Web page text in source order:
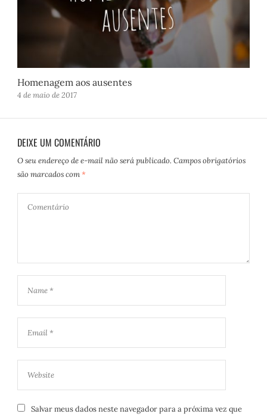
Homenagem aos ausentes
4 de maio de 2017
DEIXE UM COMENTÁRIO
O seu endereço de e-mail não será publicado. Campos obrigatórios
são marcados com *
Salvar meus dados neste navegador para a próxima vez que